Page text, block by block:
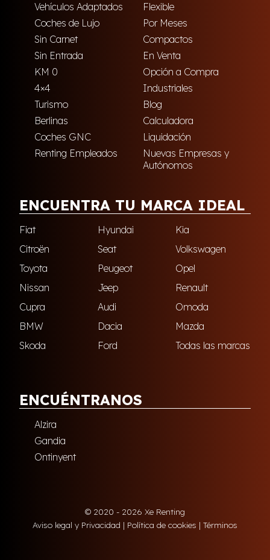
Vehículos Adaptados
Flexible
Coches de Lujo
Por Meses
Sin Carnet
Compactos
Sin Entrada
En Venta
KM 0
Opción a Compra
4×4
Industriales
Turismo
Blog
Berlinas
Calculadora
Coches GNC
Liquidación
Renting Empleados
Nuevas Empresas y
Autónomos
ENCUENTRA TU MARCA IDEAL
Fiat Hyundai
Kia
Citroën
Seat
Volkswagen
Toyota
Peugeot
Opel
Nissan
Jeep
Renault
Cupra
Audi
Omoda
BMW
Dacia
Mazda
Skoda
Ford Todas las marcas
ENCUÉNTRANOS
Alzira
Gandia
Ontinyent
© 2020 - 2026 Xe Renting
Aviso legal y Privacidad | Política de cookies | Términos